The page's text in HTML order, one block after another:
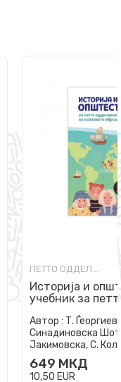
Историја и
учебник за
Автор : Т.
Синадиновска
Јакимовска, С.
Јакимовска
649 МКД
10,50 EUR